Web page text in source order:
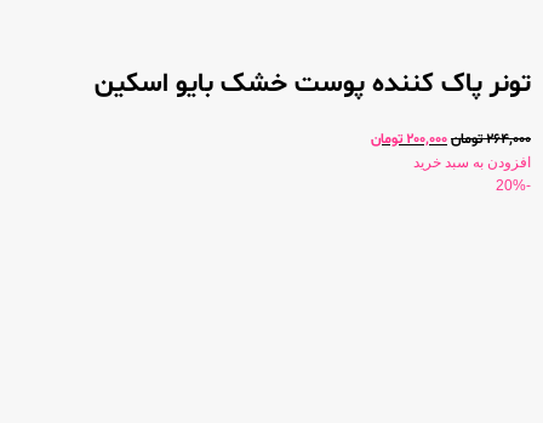
تونر پاک کننده پوست خشک بایو اسکین
264,000تومان200,000 تومان
افزودن به سبد خرید
-20%